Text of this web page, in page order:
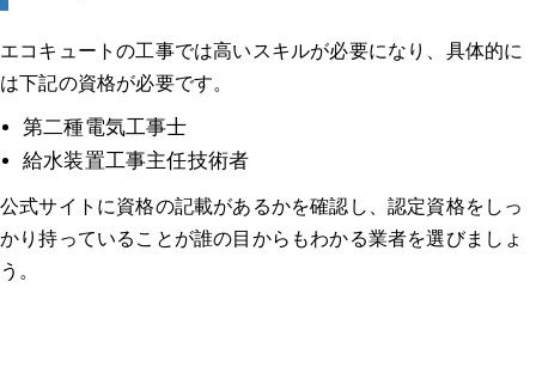
エコキュートの工事では高いスキルが必要になり、具体的に
は下記の資格が必要です。
第二種電気工事士
給水装置工事主任技術者
公式サイトに資格の記載があるかを確認し、認定資格をしっ
かり持っていることが誰の目からもわかる業者を選びましょ
う。